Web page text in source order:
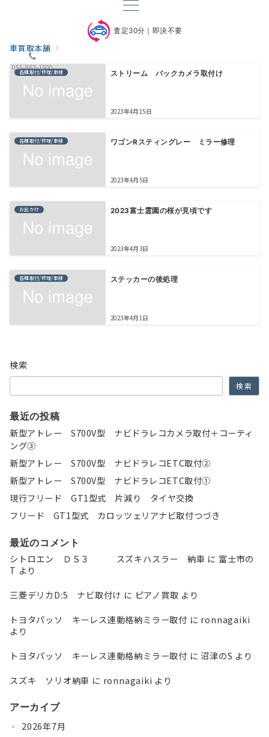
査定30分｜即決不要
055-963-1500
車買取本舗
各種取付/修理/車検 ストリーム バックカメラ取付け
2023年4月15日
各種取付/修理/車検 ワゴンRスティングレー ミラー修理
2023年4月5日
お出かけ 2023富士霊園の桜が見頃です
2023年4月3日
各種取付/修理/車検 ステッカーの後処理
2023年4月1日
検索
検索
最近の投稿
新型アトレー S700V型 ナビドラレコカメラ取付＋コーティ
ング③
新型アトレー S700V型 ナビドラレコETC取付②
新型アトレー S700V型 ナビドラレコETC取付①
現行フリード GT1型式 片減り タイヤ交換
フリード GT1型式 カロッツェリアナビ取付つづき
最近のコメント
シトロエン ＤＳ３ スズキハスラー 納車 に 富士市の
T より
三菱デリカD:5 ナビ取付け に ピアノ買取 より
トヨタパッソ キーレス連動格納ミラー取付 に ronnagaiki
より
トヨタパッソ キーレス連動格納ミラー取付 に沼津のS より
スズキ ソリオ納車 に ronnagaiki より
アーカイブ
2026年7月